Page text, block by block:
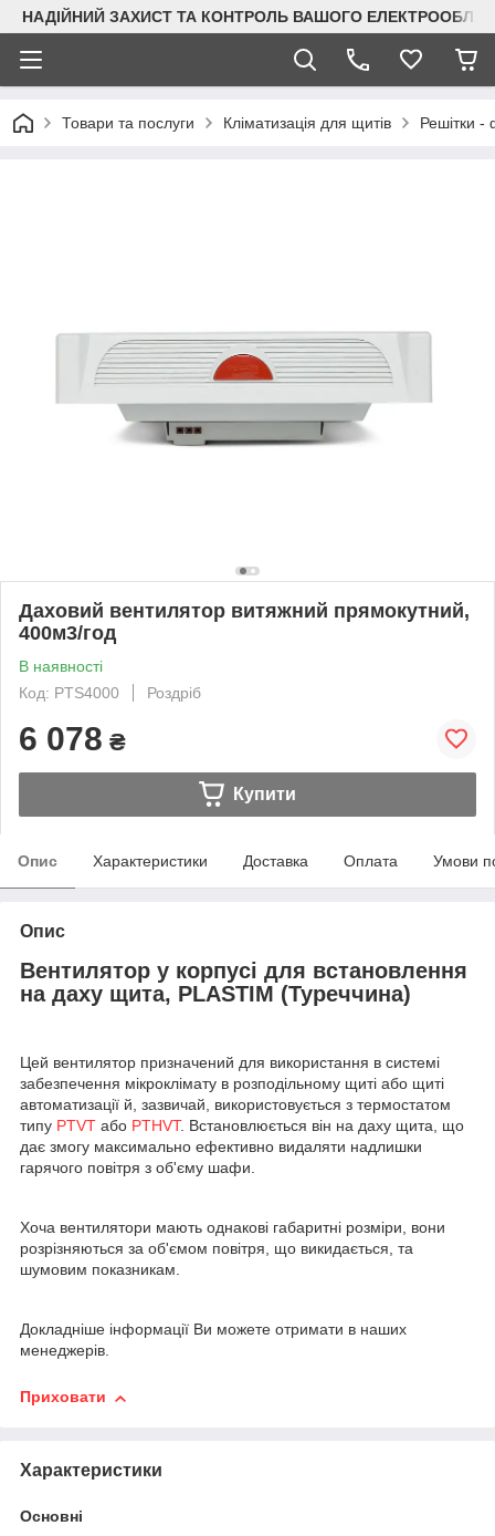
НАДІЙНИЙ ЗАХИСТ ТА КОНТРОЛЬ ВАШОГО
Товари та послуги Кліматизація для щитів Решітки -
Даховий вентилятор витяжний прямокутний,
400м3/год
В наявності
Код: PTS4000
Роздріб
6 078 ₴
Купити
Опис Характеристики Доставка Оплата Умови
Опис
Вентилятор у корпусі для встановлення
на даху щита, PLASTIM (Туреччина)
Цей вентилятор призначений для використання в системі
забезпечення мікроклімату в розподільному щиті або щиті
автоматизації й, зазвичай, використовується з термостатом
типу PTVT або PTHVT. Встановлюється він на даху щита, що
дає змогу максимально ефективно видаляти надлишки
гарячого повітря з об'єму шафи.
Хоча вентилятори мають однакові габаритні розміри, вони
розрізняються за об'ємом повітря, що викидається, та
шумовим показникам.
Докладніше інформації Ви можете отримати в наших
менеджерів.
Приховати
Характеристики
Основні